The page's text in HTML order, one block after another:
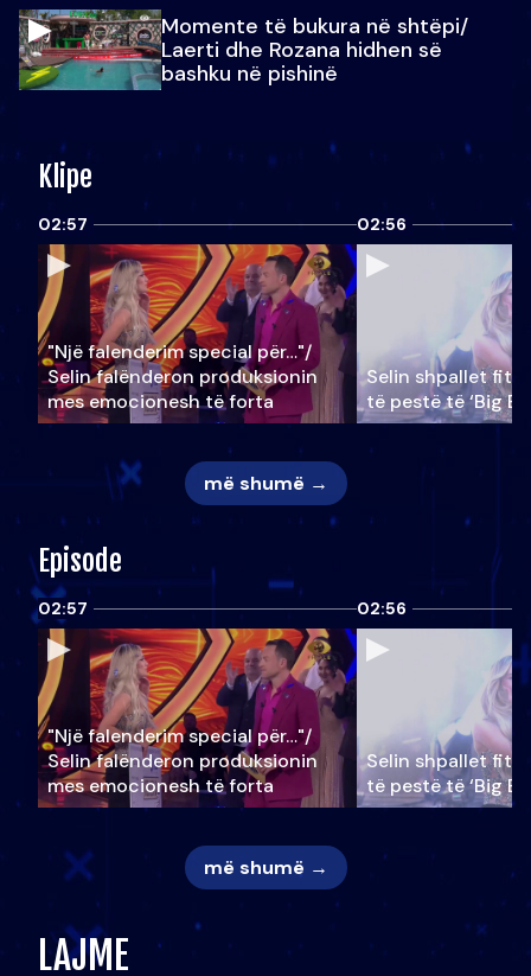
Momente të bukura në shtëpi/
Laerti dhe Rozana hidhen së
bashku në pishinë
Klipe
02:57
"Një falenderim special për…"/
Selin falënderon produksionin
mes emocionesh të forta
02:56
Selin shpallet
të pestë të ‘Big
më shumë →
Episode
02:57
"Një falenderim special për…"/
Selin falënderon produksionin
mes emocionesh të forta
02:56
Selin shpallet
të pestë të ‘Big
më shumë →
LAJME